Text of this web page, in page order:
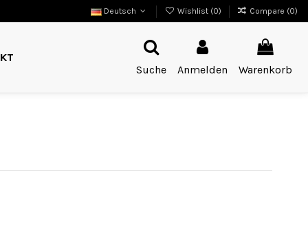
Deutsch Wishlist (0) Compare (0)
Suche
Anmelden Warenkorb